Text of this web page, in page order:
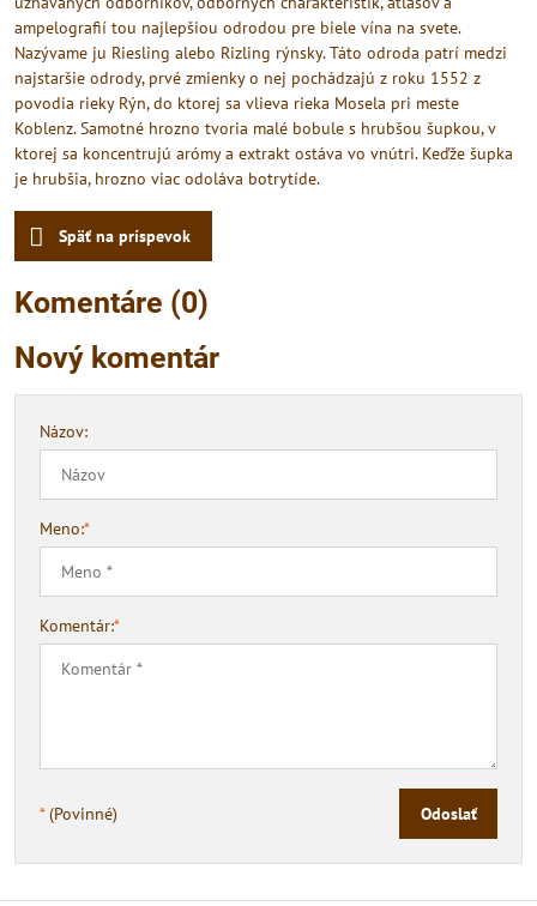
ampelografií tou najlepšiou odrodou pre biele vína na svete.
Nazývame ju Riesling alebo Rizling rýnsky. Táto odroda patrí medzi
najstaršie odrody, prvé zmienky o nej pochádzajú z roku 1552 z
povodia rieky Rýn, do ktorej sa vlieva rieka Mosela pri meste
Koblenz. Samotné hrozno tvoria malé bobule s hrubšou šupkou, v
ktorej sa koncentrujú arómy a extrakt ostáva vo vnútri. Keďže šupka
je hrubšia, hrozno viac odoláva botrytíde.
Späť na príspevok
Komentáre (0)
Nový komentár
Názov:
Meno:*
Komentár:*
*(Povinné) Odoslať